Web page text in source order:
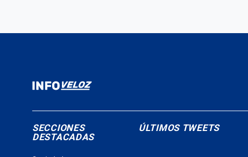
SECCIONES
DESTACADAS
ÚLTIMOS TWEETS